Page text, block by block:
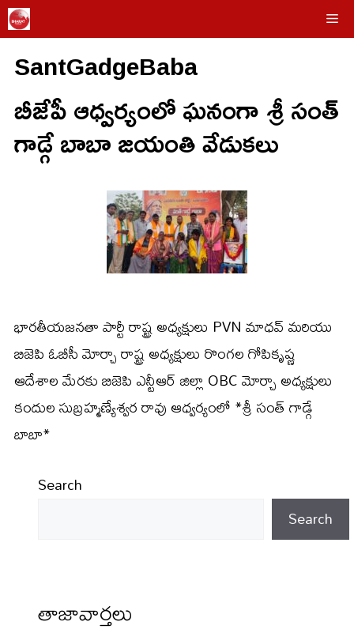
Skip
to
content
SantGadgeBaba
బీజేపీ ఆధ్వర్యంలో ఘనంగా శ్రీ సంత్
గాడ్గే బాబా జయంతి వేడుకలు
భారతీయజనతా పార్టీ రాష్ట్ర అధ్యక్షులు PVN మాధవ్ మరియు
బిజెపి ఓబీసీ మోర్చా రాష్ట్ర అధ్యక్షులు రొంగల గోపికృష్ణ
ఆదేశాల మేరకు బిజెపి ఎన్టీఆర్ జిల్లా OBC మోర్చా అధ్యక్షులు
కందుల సుబ్రహ్మణ్యేశ్వర రావు ఆధ్వర్యంలో *శ్రీ సంత్ గాడ్గే
బాబా*
Search
Search
తాజావార్తలు